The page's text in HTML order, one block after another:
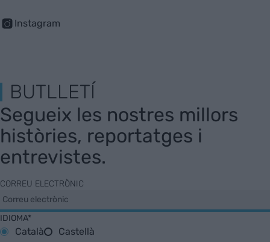
Instagram
BUTLLETÍ
Segueix les nostres millors
històries, reportatges i
entrevistes.
CORREU ELECTRÒNIC
IDIOMA*
Català
Castellà